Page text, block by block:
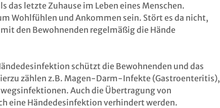
letzte Zuhause im Leben eines Menschen.
Wohlfühlen und Ankommen sein. Stört es da nicht,
den Bewohnenden regelmäßig die Hände
schützt die Bewohnenden und das
zählen z.B. Magen-Darm-Infekte (Gastroenteritis),
Auch die Übertragung von
eine Händedesinfektion verhindert werden.